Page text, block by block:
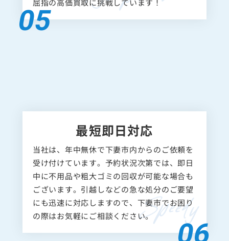
屈指の高価買取に挑戦しています！
最短即日対応
当社は、年中無休で下妻市内からのご依頼を
受け付けています。予約状況次第では、即日
中に不用品や粗大ゴミの回収が可能な場合も
ございます。引越しなどの急な処分のご要望
にも迅速に対応しますので、下妻市でお困り
の際はお気軽にご相談ください。